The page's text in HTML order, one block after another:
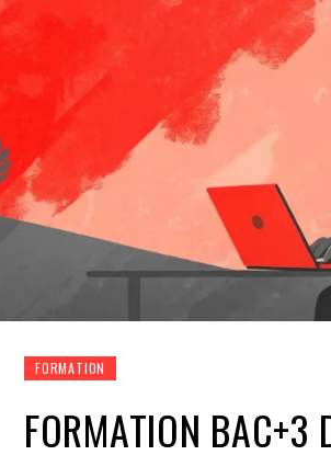
FORMATION
FORMATION BAC+3